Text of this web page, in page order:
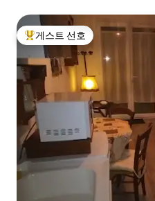
상위 게스트 선호
게스트 선호